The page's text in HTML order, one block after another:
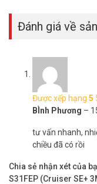
Đánh giá về
Được xếp hạng 5
BÌnh Phương –
tư vấn nhanh,
chiều đã có rồi
Chia sẻ nhận xét của
S31FEP (Cruiser SE+